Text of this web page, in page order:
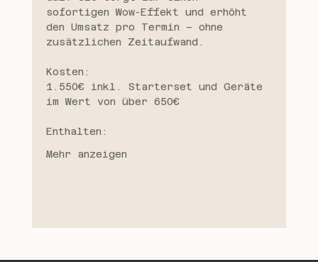
sofortigen Wow-Effekt und erhöht
den Umsatz pro Termin – ohne
zusätzlichen Zeitaufwand.
Kosten:
1.550€ inkl. Starterset und Geräte
im Wert von über 650€
Enthalten:
Mehr anzeigen